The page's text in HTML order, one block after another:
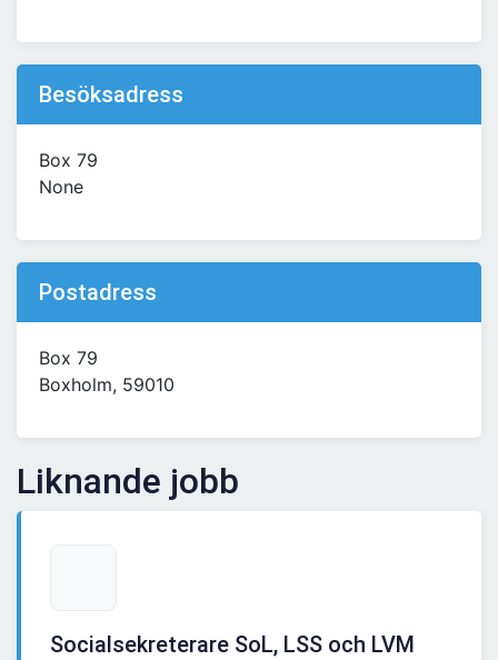
Besöksadress
Box 79
None
Postadress
Box 79
Boxholm, 59010
Liknande jobb
Socialsekreterare SoL, LSS och LVM